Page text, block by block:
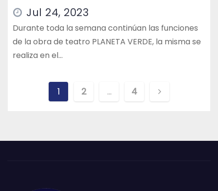
Jul 24, 2023
Durante toda la semana continúan las funciones
de la obra de teatro PLANETA VERDE, la misma se
realiza en el…
Paginación
1 2 … 4